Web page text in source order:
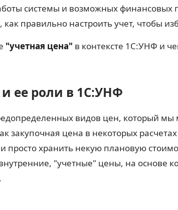
системы и возможных финансовых
правильно настроить учет, чтобы
"учетная цена" в контексте 1С:УНФ и
ее роли в 1С:УНФ
видов цен, который мы
закупочная цена в некоторых
просто хранить некую плановую
"учетные" цены, на основе